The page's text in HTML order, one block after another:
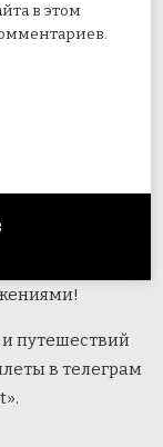
в этом
путешествий
в телеграм